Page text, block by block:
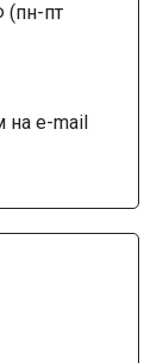
(пн-пт
на e-mail